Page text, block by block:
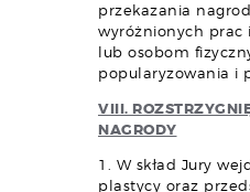
przekazania
wyróżnionych
lub osobom
popularyzowania i
VIII.
NAGRODY
1. W skład Jury
plastycy oraz